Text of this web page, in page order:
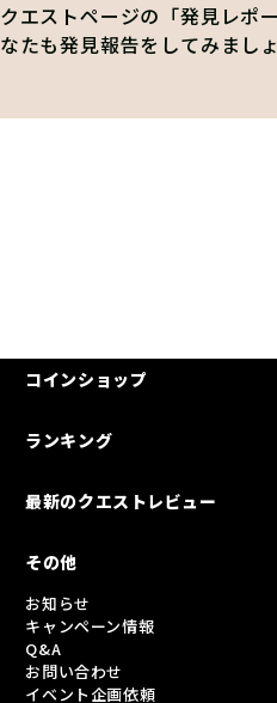
エストページの「発見レポ
たも発見報告をしてみまし
コインショップ
ランキング
最新のクエストレビュー
その他
お知らせ
キャンペーン情報
Q&A
お問い合わせ
イベント企画依頼